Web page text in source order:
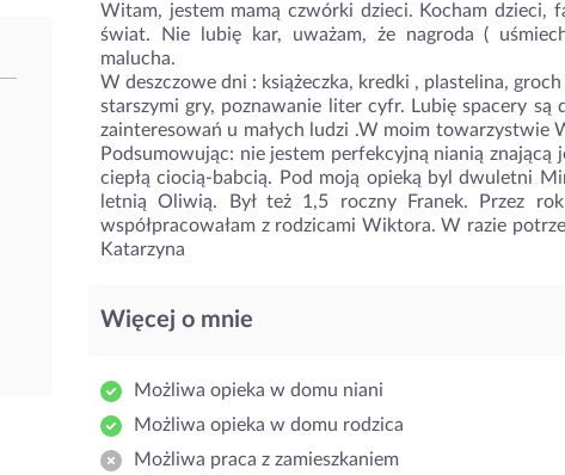
Witam, jestem mamą czwórki dzieci. Kocham dzieci,
świat. Nie lubię kar, uważam, że nagroda (
malucha.
W deszczowe dni : książeczka, kredki , plastelina,
starszymi gry, poznawanie liter cyfr. Lubię spacery
zainteresowań u małych ludzi .W moim towarzystwie
Podsumowując: nie jestem perfekcyjną nianią
ciepłą ciocią-babcią. Pod moją opieką byl dwuletni
letnią Oliwią. Był też 1,5 roczny Franek. Przez
współpracowałam z rodzicami Wiktora. W razie
Katarzyna
Więcej o mnie
Możliwa opieka w domu niani
Możliwa opieka w domu rodzica
Możliwa praca z zamieszkaniem